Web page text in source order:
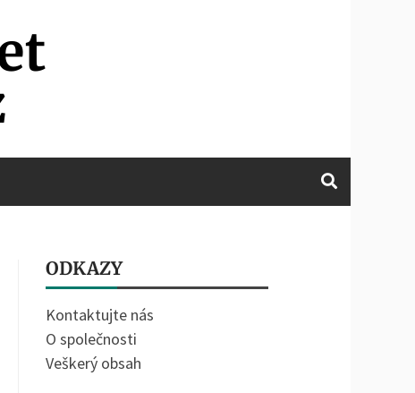
ODKAZY
Kontaktujte nás
O společnosti
Veškerý obsah